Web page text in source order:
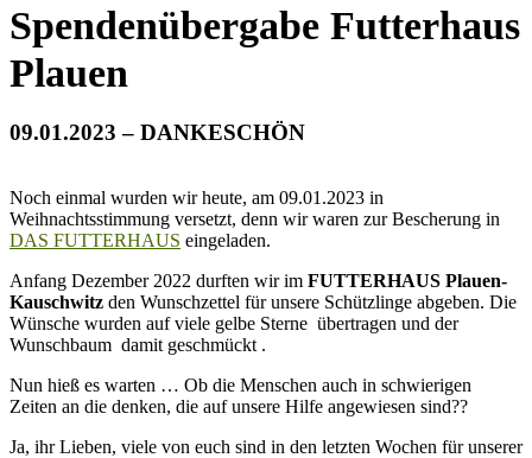
Spendenübergabe Futterhaus
Plauen
09.01.2023 – DANKESCHÖN
Noch einmal wurden wir heute, am 09.01.2023 in
Weihnachtsstimmung versetzt, denn wir waren zur Bescherung in
DAS FUTTERHAUS eingeladen.
Anfang Dezember 2022 durften wir im FUTTERHAUS Plauen-
Kauschwitz den Wunschzettel für unsere Schützlinge abgeben. Die
Wünsche wurden auf viele gelbe Sterne übertragen und der
Wunschbaum damit geschmückt .
Nun hieß es warten … Ob die Menschen auch in schwierigen
Zeiten an die denken, die auf unsere Hilfe angewiesen sind??
Ja, ihr Lieben, viele von euch sind in den letzten Wochen für unserer